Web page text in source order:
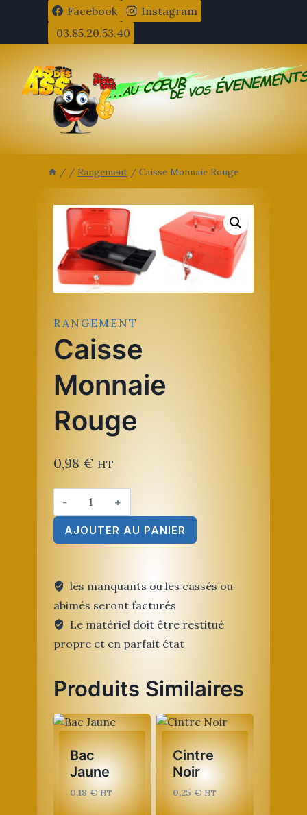
contenu
Facebook
Instagram
03.85.20.53.40
/ / Rangement / Caisse Monnaie Rouge
RANGEMENT
Caisse
Monnaie
Rouge
0,98 € HT
quantité
de
Caisse
Monnaie
AJOUTER AU PANIER
les manquants ou les cassés ou
abimés seront facturés
Le matériel doit être restitué
propre et en parfait état
Produits Similaires
Bac
Jaune
0,18 € HT
Cintre
Noir
0,25€ HT